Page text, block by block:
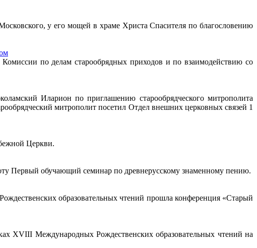
у его мощей в храме Христа Спасителя по благословению
Комиссии по делам старообрядных приходов и по взаимодействию со
Иларион по приглашению старообрядческого митрополита
митрополит посетил Отдел внешних церковных связей 1
Церкви.
Первый обучающий семинар по древнерусскому знаменному пению.
образовательных чтений прошла конференция «Старый
XVIII Международных Рождественских образовательных чтений на